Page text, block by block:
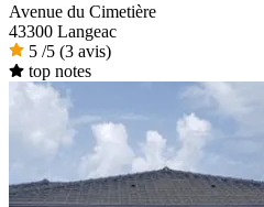
Avenue du Cimetière
43300 Langeac
5 /5 (3 avis)
top notes